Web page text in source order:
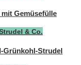
Gemüsefülle
& Co.
Grünkohl-Strudel